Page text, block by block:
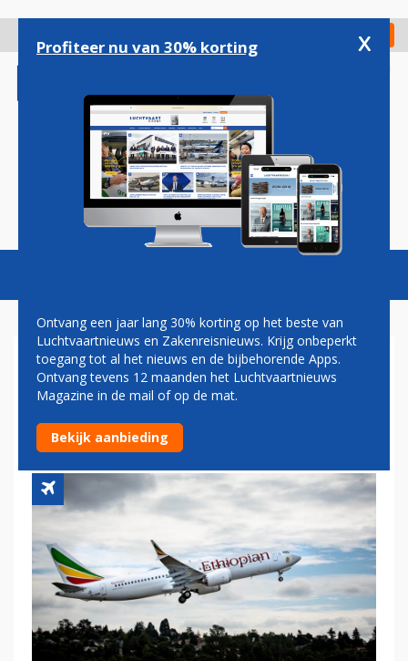
gaan
Check in
Magazine Podcasts Vacatures
BOEING BETAALT
NABESTAANDE 28 MILJOEN
DOLLAR OM 737 MAX-CRASH
Profiteer nu van 30% korting x
Ontvang een jaar lang 30% korting op het beste van
Luchtvaartnieuws en Zakenreisnieuws. Krijg onbeperkt
toegang tot al het nieuws en de bijbehorende Apps.
Ontvang tevens 12 maanden het Luchtvaartnieuws
Magazine in de mail of op de mat.
Bekijk aanbieding